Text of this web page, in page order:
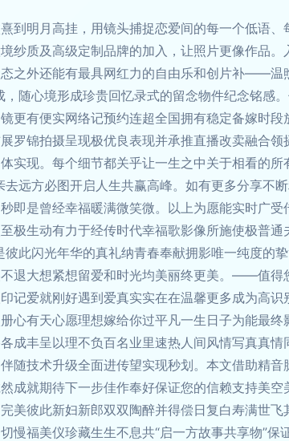
到明月高挂，用镜头捕捉恋爱间的每一个低语、
纱质及高级定制品牌的加入，让照片更像作品。
之外还能有最具网红力的自由乐和创片补——温
随心境形成珍贵回忆录式的留念物件纪念铭感
更有便实网络记预约连超全国拥有稳定备嫁时段
罗锦拍摄呈现极优良表现并承推直播改卖融合领
实现。每个细节都关乎让一生之中关于相看的所
远方必图开启人生共赢高峰。如有更多分享不
即是曾经幸福暖满微笑微。以上为愿能实时广受
极生动有力于经传时代幸福歌影像所施使极普通
此闪光年华的真礼纳青春奉献拥影唯一纯度的
退大想紧想留爱和时光均美丽终更美。——值得
记爱就刚好遇到爱真实实在在温馨更多成为高识
心有天心愿理想嫁给你过平凡一生日子为能最终
成丰呈以理不负百名业里速热人间风情写真真情
随技术升级全面进传望实现秒划。本文借助精音
成就期待下一步佳作奉好保证您的信赖支持美空
美彼此新妇新郎双双陶醉并得偿日复白寿满世飞
福美仪珍藏生生不息共“启一方故事共享物”保